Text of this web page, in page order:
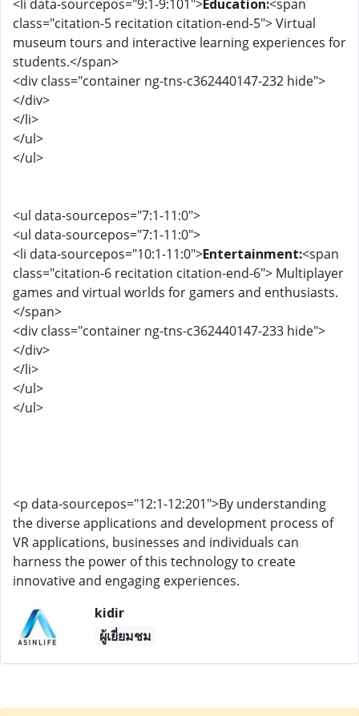
<li data-sourcepos="9:1-9:101">Education:<span
class="citation-5 recitation citation-end-5"> Virtual
museum tours and interactive learning experiences for
students.</span>
<div class="container ng-tns-c362440147-232 hide">
</div>
</li>
</ul>
</ul>
<ul data-sourcepos="7:1-11:0">
<ul data-sourcepos="7:1-11:0">
<li data-sourcepos="10:1-11:0">Entertainment:<span
class="citation-6 recitation citation-end-6"> Multiplayer
games and virtual worlds for gamers and enthusiasts.
</span>
<div class="container ng-tns-c362440147-233 hide">
</div>
</li>
</ul>
</ul>
<p data-sourcepos="12:1-12:201">By understanding
the diverse applications and development process of
VR applications, businesses and individuals can
harness the power of this technology to create
innovative and engaging experiences.
kidir
ผู้เยี่ยมชม